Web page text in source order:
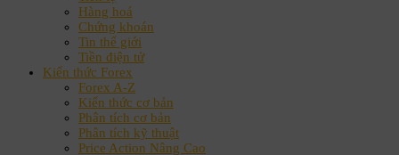
Hàng hoá
Chứng khoán
Tin thế giới
Tiền điện tử
Kiến thức Forex
Forex A-Z
Kiến thức cơ bản
Phân tích cơ bản
Phân tích kỹ thuật
Price Action Nâng Cao